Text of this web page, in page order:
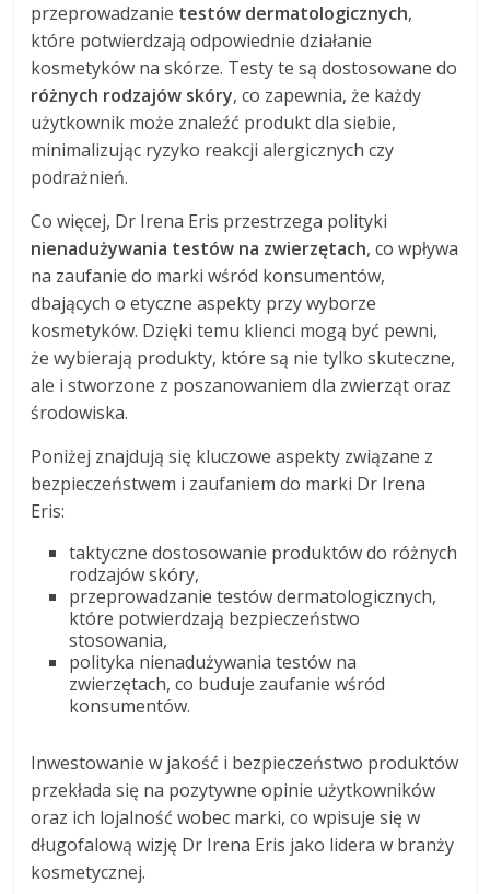
przeprowadzanie testów dermatologicznych,
które potwierdzają odpowiednie działanie
kosmetyków na skórze. Testy te są dostosowane do
różnych rodzajów skóry, co zapewnia, że każdy
użytkownik może znaleźć produkt dla siebie,
minimalizując ryzyko reakcji alergicznych czy
podrażnień.
Co więcej, Dr Irena Eris przestrzega polityki
nienadużywania testów na zwierzętach, co wpływa
na zaufanie do marki wśród konsumentów,
dbających o etyczne aspekty przy wyborze
kosmetyków. Dzięki temu klienci mogą być pewni,
że wybierają produkty, które są nie tylko skuteczne,
ale i stworzone z poszanowaniem dla zwierząt oraz
środowiska.
Poniżej znajdują się kluczowe aspekty związane z
bezpieczeństwem i zaufaniem do marki Dr Irena
Eris:
taktyczne dostosowanie produktów do różnych
rodzajów skóry,
przeprowadzanie testów dermatologicznych,
które potwierdzają bezpieczeństwo
stosowania,
polityka nienadużywania testów na
zwierzętach, co buduje zaufanie wśród
konsumentów.
Inwestowanie w jakość i bezpieczeństwo produktów
przekłada się na pozytywne opinie użytkowników
oraz ich lojalność wobec marki, co wpisuje się w
długofalową wizję Dr Irena Eris jako lidera w branży
kosmetycznej.